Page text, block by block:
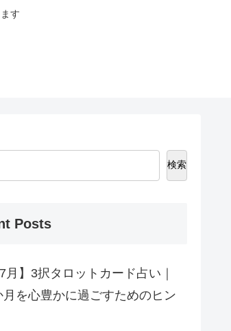
す
検索
Posts
月】3択タロットカード占い｜
月を心豊かに過ごすためのヒン